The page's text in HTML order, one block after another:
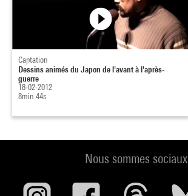
Captation
Dessins animés du Japon de l'avant à l'après-
guerre
18-02-2012
8min 44s
Nous sommes sociaux